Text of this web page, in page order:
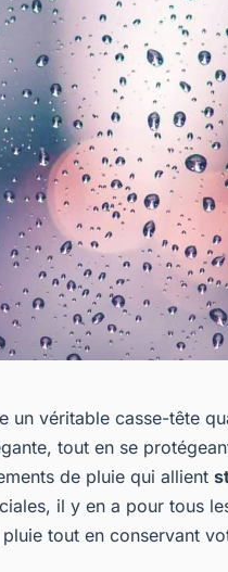
un véritable casse-tête
tout en se
de pluie qui allient
il y en a pour tous
tout en conservant